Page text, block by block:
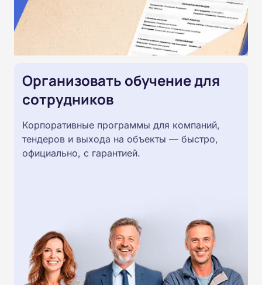
Организовать обучение для
сотрудников
Корпоративные программы для компаний,
тендеров и выхода на объекты — быстро,
официально, с гарантией.